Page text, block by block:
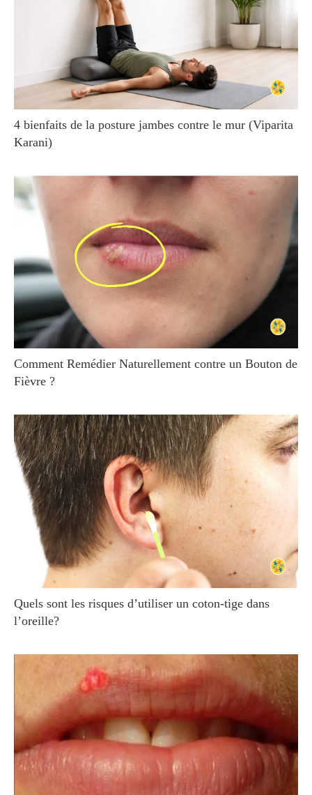
4 bienfaits de la posture jambes contre le mur (Viparita
Karani)
Comment Remédier Naturellement contre un Bouton de
Fièvre ?
Quels sont les risques d’utiliser un coton-tige dans
l’oreille?